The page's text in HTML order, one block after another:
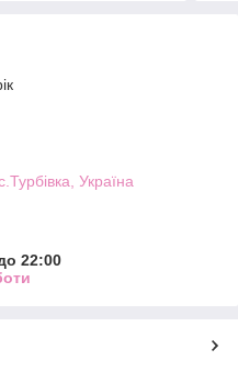
Україна
22:00